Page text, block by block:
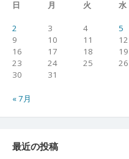
日 月 火 水
2
3 4 5
9
10 11 12
16
17 18 19
23
24 25 26
30
31
« 7月
最近の投稿